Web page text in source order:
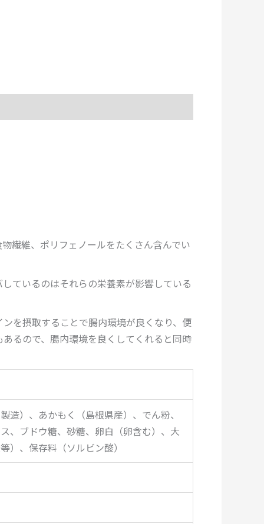
繊維、ポリフェノールをたくさん含んでい
ているのはそれらの栄養素が影響している
を摂取することで腸内環境が良くなり、便
るので、腸内環境を良くしてくれると同時
造）、あかもく（島根県産）、でん粉、
、ブドウ糖、砂糖、卵白（卵含む）、大
）、保存料（ソルビン酸）